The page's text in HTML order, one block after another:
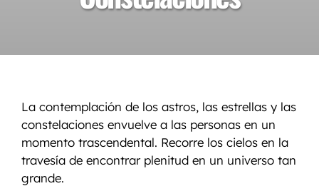
La contemplación de los astros, las estrellas y las
constelaciones envuelve a las personas en un
momento trascendental. Recorre los cielos en la
travesía de encontrar plenitud en un universo tan
grande.